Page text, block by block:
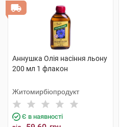
Аннушка Олія насіння льону
200 мл 1 флакон
Житомирбіопродукт
Є в наявності